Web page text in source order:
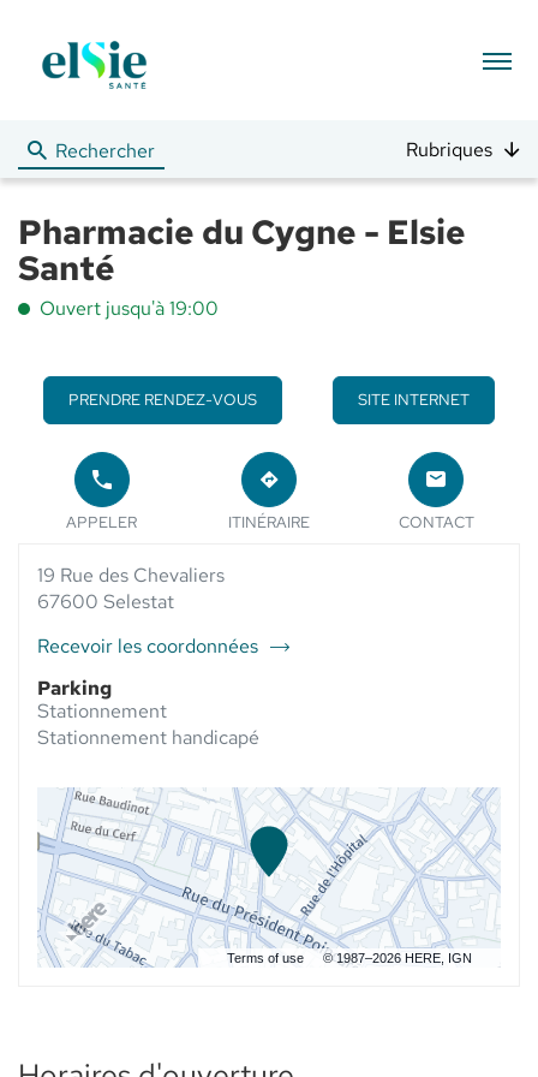
Menu
Rechercher Rubriques
Pharmacie du Cygne - Elsie
Santé
Ouvert jusqu'à 19:00
PRENDRE RENDEZ-VOUS
APPELER
LE POINT
DE VENTE
DU CYGNE -
ELSIE
APPELER ITINÉRAIRE
JUSQU'AU
POINT
DE
CONTACT
LE
POINT
DE
SITE INTERNET
19 Rue des Chevaliers
67600 Selestat
Recevoir les coordonnées
du
point
de
vente
du
Cygne
-
Elsie
Santé
Terms of use © 1987–2026 HERE, IGN
Parking
Stationnement
Stationnement handicapé